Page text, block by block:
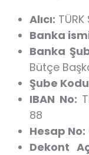
Alıcı: TÜRK
Banka
Banka
Bütçe
Şube
IBAN No:
88
Hesap No:
Dekont